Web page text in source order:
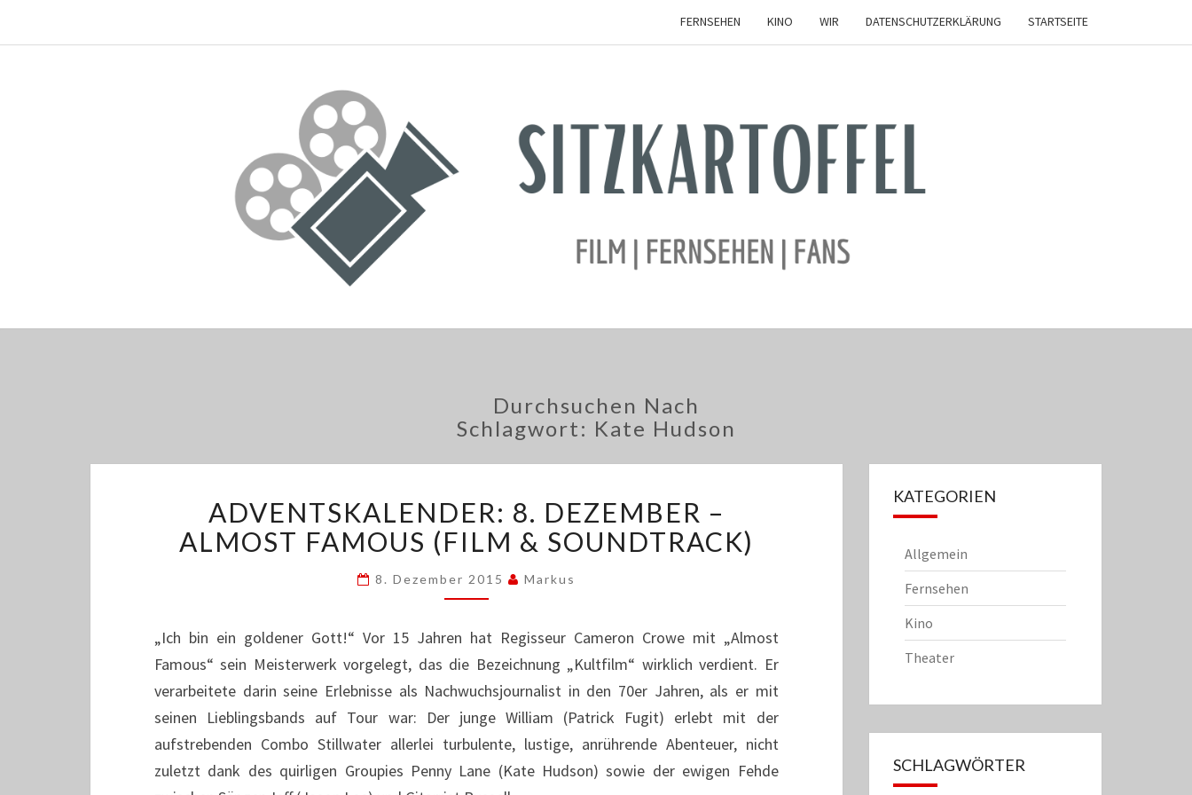
FERNSEHEN KINO WIR DATENSCHUTZERKLÄRUNG STARTSEITE
Durchsuchen Nach
Schlagwort: Kate Hudson
8.
DEZEMBER
–
ALMOST
FAMOUS
&
SOUNDTRACK)
ADVENTSKALENDER: 8. DEZEMBER –
ALMOST FAMOUS (FILM & SOUNDTRACK)
8. Dezember 2015 Markus
„Ich bin ein goldener Gott!“ Vor 15 Jahren hat Regisseur Cameron Crowe mit „Almost
Famous“ sein Meisterwerk vorgelegt, das die Bezeichnung „Kultfilm“ wirklich verdient. Er
verarbeitete darin seine Erlebnisse als Nachwuchsjournalist in den 70er Jahren, als er mit
seinen Lieblingsbands auf Tour war: Der junge William (Patrick Fugit) erlebt mit der
aufstrebenden Combo Stillwater allerlei turbulente, lustige, anrührende Abenteuer, nicht
zuletzt dank des quirligen Groupies Penny Lane (Kate Hudson) sowie der ewigen Fehde
KATEGORIEN
Allgemein
Fernsehen
Kino
Theater
SCHLAGWÖRTER